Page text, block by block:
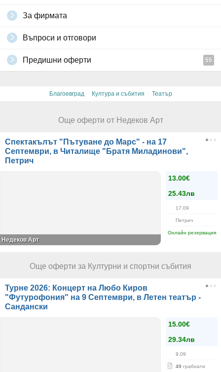
За фирмата
Въпроси и отговори
Предишни оферти 55
Благоевград · Култура и събития · Театър
Още оферти от Недеков Арт
Спектакълът "Пътуване до Марс" - на 17
Септември, в Читалище "Братя Миладинови",
Петрич
13.00€
25.43лв
17.09
Петрич
Онлайн резервация
Недеков Арт
Още оферти за Културни и спортни събития
Турне 2026: Концерт на Любо Киров
"Футурофония" на 9 Септември, в Летен театър -
Сандански
15.00€
29.34лв
9.09
49 грабнати